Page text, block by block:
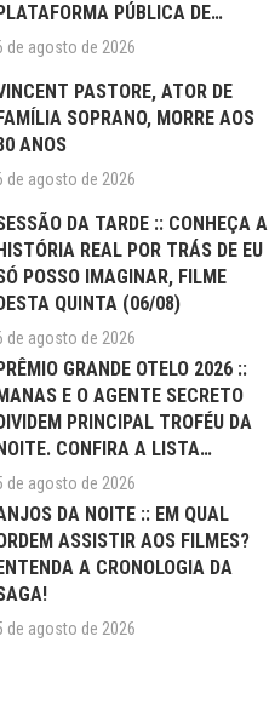
PLATAFORMA PÚBLICA DE
de agosto de 2026
PASTORE, ATOR DE
FAMÍLIA SOPRANO, MORRE AOS
ANOS
de agosto de 2026
DA TARDE :: CONHEÇA A
HISTÓRIA REAL POR TRÁS DE EU
POSSO IMAGINAR, FILME
DESTA QUINTA (06/08)
de agosto de 2026
PRÊMIO GRANDE OTELO 2026 ::
MANAS E O AGENTE SECRETO
DIVIDEM PRINCIPAL TROFÉU DA
NOITE. CONFIRA A LISTA
DE...
de agosto de 2026
DA NOITE :: EM QUAL
ASSISTIR AOS FILMES?
ENTENDA A CRONOLOGIA DA
de agosto de 2026